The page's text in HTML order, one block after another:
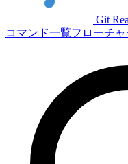
Git
コマンド一覧フローチャ